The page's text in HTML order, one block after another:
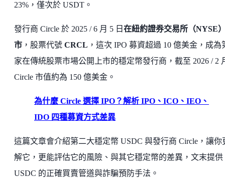
23%，僅次於 USDT。
發行商 Circle 於 2025 / 6 月 5 日 在紐約證券交易所（NYSE
市 ，股票代號 CRCL ，這次 IPO 募資超過 10 億美金，成為
家在傳統股票市場公開上市的穩定幣發行商，截至 2026 / 2
Circle 市值約為 150 億美金。
為什麼 Circle 選擇 IPO？解析 IPO、ICO、IEO、
IDO 四種募資方式差異
這篇文章會介紹第二大穩定幣 USDC 與發行商 Circle，讓你
解它，更能評估它的風險、與其它穩定幣的差異，文末提供
USDC 的正確買賣管道與詐騙預防手法。